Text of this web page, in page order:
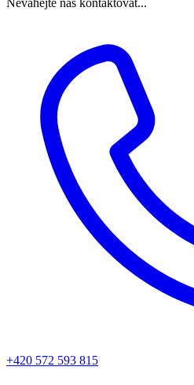
Neváhejte nás kontaktovat...
+420 572 593 815